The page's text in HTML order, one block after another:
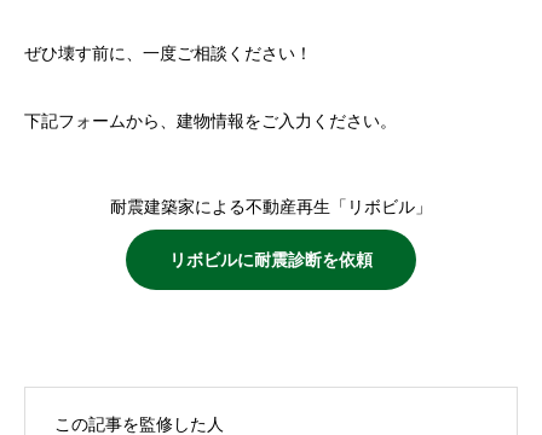
ぜひ壊す前に、一度ご相談ください！
下記フォームから、建物情報をご入力ください。
耐震建築家による不動産再生「リボビル」
リボビルに耐震診断を依頼
この記事を監修した人